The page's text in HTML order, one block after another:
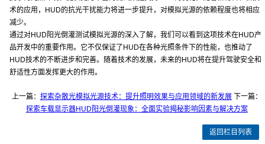
术的应用，HUD的抗光干扰能力将进一步提升，对模拟光源的依赖程度也将相应
减少。
通过对HUD阳光倒灌测试模拟光源的深入了解，我们可以看到这项技术在HUD产
品开发中的重要作用。它不仅保证了HUD在各种光照条件下的性能，也推动了
HUD技术的不断进步和完善。随着技术的发展，未来的HUD将在提升驾驶安全和
舒适性方面发挥更大的作用。
上一篇： 探索杂散光模拟光源技术：提升照明效果与应用领域的新发展下一篇：
探索车载显示器HUD阳光倒灌现象：全面实验揭秘影响因素与解决方案
返回栏目列表